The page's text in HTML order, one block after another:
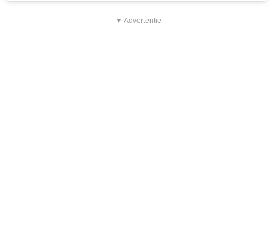
▼ Advertentie